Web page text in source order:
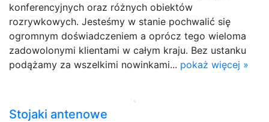
konferencyjnych oraz różnych obiektów
rozrywkowych. Jesteśmy w stanie pochwalić się
ogromnym doświadczeniem a oprócz tego wieloma
zadowolonymi klientami w całym kraju. Bez ustanku
podążamy za wszelkimi nowinkami... pokaż więcej »
Stojaki antenowe